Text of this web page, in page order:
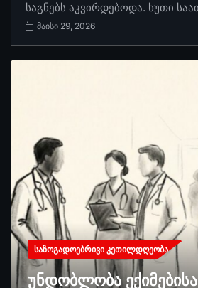
საგნებს აკვირდებოდა. ხუთი
მაისი 29, 2026
ᲡᲐᲖᲝᲒᲐᲓᲝᲔᲑᲠᲘᲕᲘ ᲙᲔᲗᲘᲚᲓᲦᲔᲝᲑᲐ
უნდობლობა